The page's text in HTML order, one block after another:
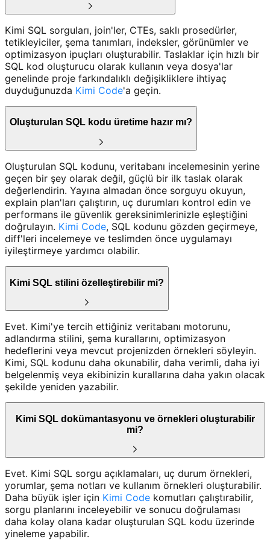
Kimi SQL sorguları, join'ler, CTEs, saklı prosedürler,
tetikleyiciler, şema tanımları, indeksler, görünümler ve
optimizasyon ipuçları oluşturabilir. Taslaklar için hızlı bir
SQL kod oluşturucu olarak kullanın veya dosya'lar
genelinde proje farkındalıklı değişikliklere ihtiyaç
duyduğunuzda Kimi Code'a geçin.
Oluşturulan SQL kodu üretime hazır mı?
Oluşturulan SQL kodunu, veritabanı incelemesinin yerine
geçen bir şey olarak değil, güçlü bir ilk taslak olarak
değerlendirin. Yayına almadan önce sorguyu okuyun,
explain plan'ları çalıştırın, uç durumları kontrol edin ve
performans ile güvenlik gereksinimlerinizle eşleştiğini
doğrulayın. Kimi Code, SQL kodunu gözden geçirmeye,
diff'leri incelemeye ve teslimden önce uygulamayı
iyileştirmeye yardımcı olabilir.
Kimi SQL stilini özelleştirebilir mi?
Evet. Kimi'ye tercih ettiğiniz veritabanı motorunu,
adlandırma stilini, şema kurallarını, optimizasyon
hedeflerini veya mevcut projenizden örnekleri söyleyin.
Kimi, SQL kodunu daha okunabilir, daha verimli, daha iyi
belgelenmiş veya ekibinizin kurallarına daha yakın olacak
şekilde yeniden yazabilir.
Kimi SQL dokümantasyonu ve örnekleri oluşturabilir
mi?
Evet. Kimi SQL sorgu açıklamaları, uç durum örnekleri,
yorumlar, şema notları ve kullanım örnekleri oluşturabilir.
Daha büyük işler için Kimi Code komutları çalıştırabilir,
sorgu planlarını inceleyebilir ve sonucu doğrulaması
daha kolay olana kadar oluşturulan SQL kodu üzerinde
yineleme yapabilir.